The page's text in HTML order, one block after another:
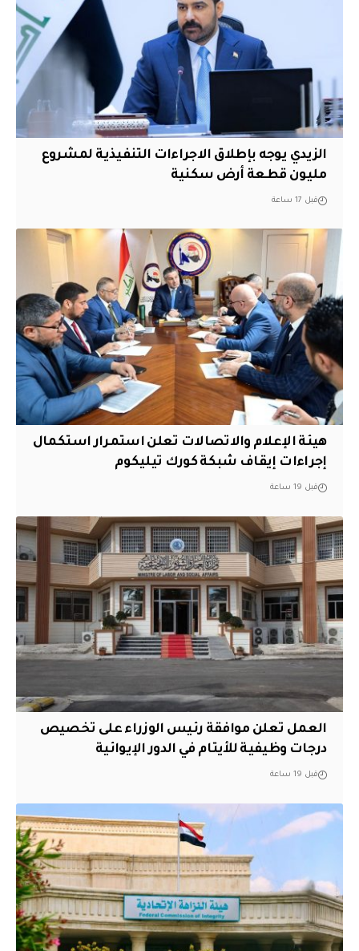
الزيدي يوجه بإطلاق الاجراءات التنفيذية لمشروع
مليون قطعة أرض سكنية
قبل 17 ساعة
هيئة الإعلام والاتصالات تعلن استمرار استكمال
إجراءات إيقاف شبكة كورك تيليكوم
قبل 19 ساعة
العمل تعلن موافقة رئيس الوزراء على تخصيص
درجات وظيفية للأيتام في الدور الإيوائية
قبل 19 ساعة